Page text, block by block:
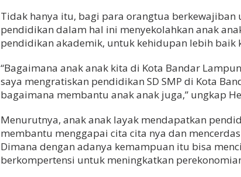
i
o
n
a
Tidak hanya itu, bagi para orangtua berkewajiban
pendidikan dalam hal ini menyekolahkan anak
pendidikan akademik, untuk kehidupan lebih baik
“Bagaimana anak anak kita di Kota Bandar
saya mengratiskan pendidikan SD SMP di Kota
bagaimana membantu anak anak juga,” ungkap
Menurutnya, anak anak layak mendapatkan
membantu menggapai cita cita nya dan
Dimana dengan adanya kemampuan itu bisa
berkompertensi untuk meningkatkan